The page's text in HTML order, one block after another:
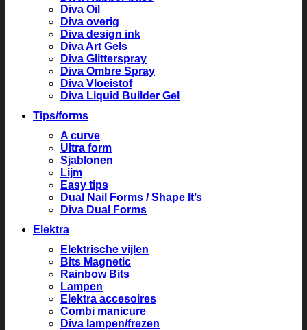
Diva Oil
Diva overig
Diva design ink
Diva Art Gels
Diva Glitterspray
Diva Ombre Spray
Diva Vloeistof
Diva Liquid Builder Gel
Tips/forms
A curve
Ultra form
Sjablonen
Lijm
Easy tips
Dual Nail Forms / Shape It’s
Diva Dual Forms
Elektra
Elektrische vijlen
Bits Magnetic
Rainbow Bits
Lampen
Elektra accesoires
Combi manicure
Diva lampen/frezen